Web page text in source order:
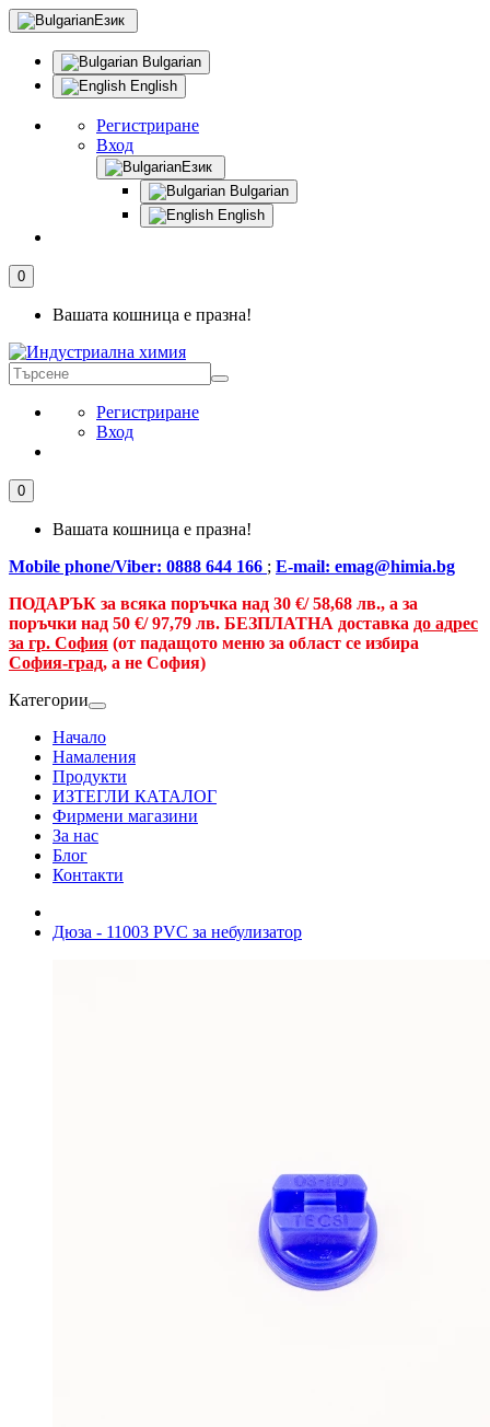
Език
Bulgarian
English
Регистриране
Вход
Език
Bulgarian
English
0
Вашата кошница е празна!
Регистриране
Вход
0
Вашата кошница е празна!
Mobile phone/Viber: 0888 644 166 ; E-mail: emag@himia.bg
ПОДАРЪК за всяка поръчка над 30 €/58,68 лв., а за
поръчки над 50 €/ 97,79 лв. БЕЗПЛАТНА доставка до адрес
за гр. София (от падащото меню за област се избира
София-град, а не София)
Категории
Начало
Намаления
Продукти
ИЗТЕГЛИ КАТАЛОГ
Фирмени магазини
За нас
Блог
Контакти
Дюза - 11003 PVC за небулизатор